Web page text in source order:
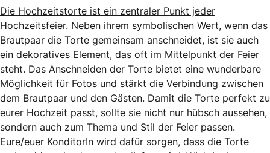
Die Hochzeitstorte ist ein zentraler Punkt jeder
Hochzeitsfeier. Neben ihrem symbolischen Wert, wenn das
Brautpaar die Torte gemeinsam anschneidet, ist sie auch
ein dekoratives Element, das oft im Mittelpunkt der Feier
steht. Das Anschneiden der Torte bietet eine wunderbare
Möglichkeit für Fotos und stärkt die Verbindung zwischen
dem Brautpaar und den Gästen. Damit die Torte perfekt zu
eurer Hochzeit passt, sollte sie nicht nur hübsch aussehen,
sondern auch zum Thema und Stil der Feier passen.
Eure/euer KonditorIn wird dafür sorgen, dass die Torte